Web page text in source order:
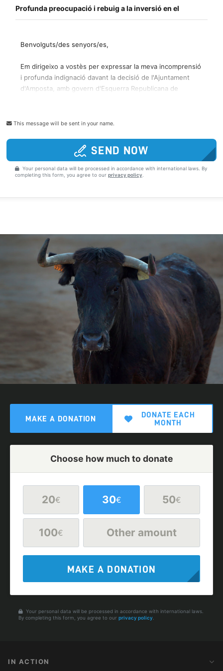
This message will be sent in your name.
SEND NOW
Your personal data will be processed in accordance with international laws. By
completing this form, you agree to our privacy policy
MAKE A DONATION
DONATE EACH
MONTH
Choose how much to donate
20€ 30€ 50€
100€ Other amount
MAKE A DONATION
Your personal data will be processed in accordance with international laws.
By completing this form, you agree to our privacy policy
IN ACTION